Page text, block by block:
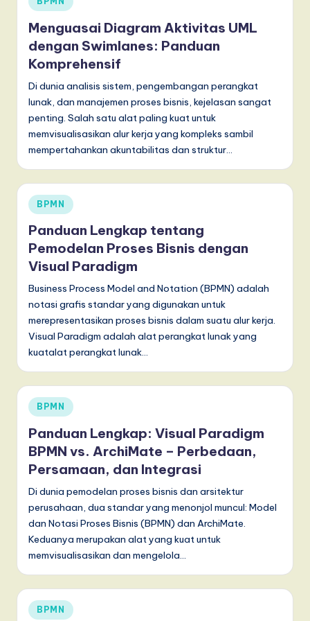
in
Menguasai Diagram Aktivitas UML
dengan Swimlanes: Panduan
Komprehensif
Di dunia analisis sistem, pengembangan perangkat
lunak, dan manajemen proses bisnis, kejelasan sangat
penting. Salah satu alat paling kuat untuk
memvisualisasikan alur kerja yang kompleks sambil
mempertahankan akuntabilitas dan struktur…
Posted
in
BPMN
Panduan Lengkap tentang
Pemodelan Proses Bisnis dengan
Visual Paradigm
Business Process Model and Notation (BPMN) adalah
notasi grafis standar yang digunakan untuk
merepresentasikan proses bisnis dalam suatu alur kerja.
Visual Paradigm adalah alat perangkat lunak yang
kuatalat perangkat lunak…
Posted
BPMN
Panduan Lengkap: Visual Paradigm
BPMN vs. ArchiMate – Perbedaan,
Persamaan, dan Integrasi
Di dunia pemodelan proses bisnis dan arsitektur
perusahaan, dua standar yang menonjol muncul: Model
dan Notasi Proses Bisnis (BPMN) dan ArchiMate.
Keduanya merupakan alat yang kuat untuk
memvisualisasikan dan mengelola…
Posted
BPMN